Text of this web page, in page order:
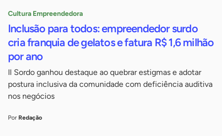
Cultura Empreendedora
Inclusão para todos: empreendedor surdo
cria franquia de gelatos e fatura R$ 1,6 milhão
por ano
Il Sordo ganhou destaque ao quebrar estigmas e adotar
postura inclusiva da comunidade com deficiência auditiva
nos negócios
Por Redação